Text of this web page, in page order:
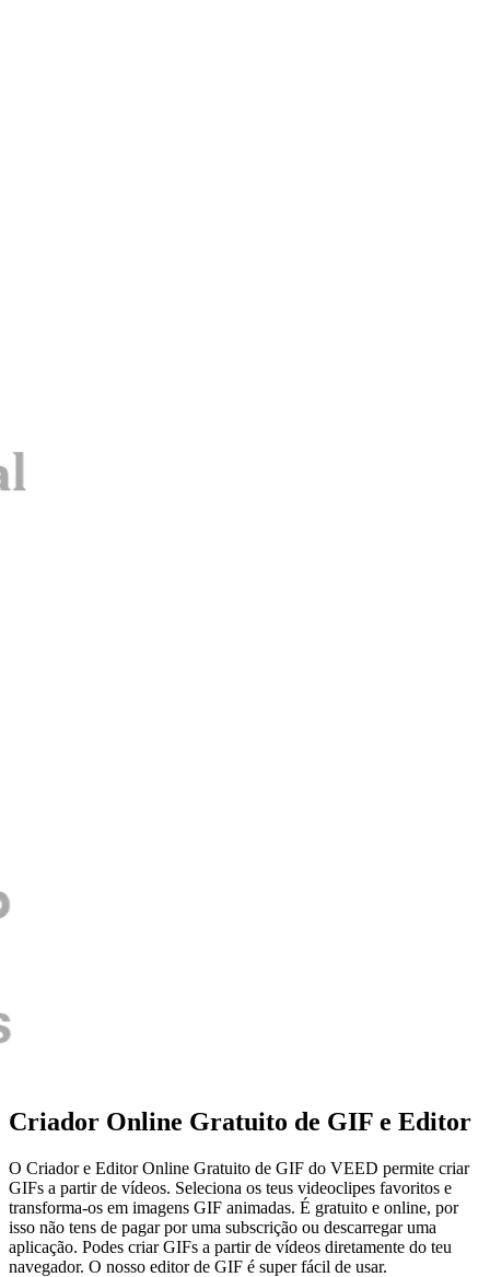
Criador Online Gratuito de GIF e Editor
O Criador e Editor Online Gratuito de GIF do VEED permite criar
GIFs a partir de vídeos. Seleciona os teus videoclipes favoritos e
transforma-os em imagens GIF animadas. É gratuito e online, por
isso não tens de pagar por uma subscrição ou descarregar uma
aplicação. Podes criar GIFs a partir de vídeos diretamente do teu
navegador. O nosso editor de GIF é super fácil de usar.